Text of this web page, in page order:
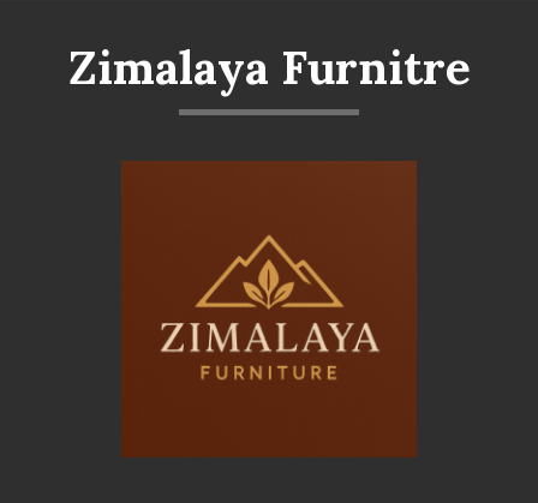
Zimalaya Furnitre